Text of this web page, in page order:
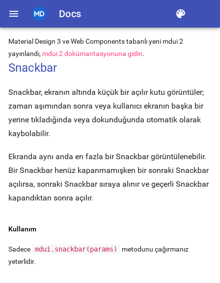
menu Docs color_lens
Material Design 3 ve Web Components tabanlı yeni mdui 2
yayınlandı, mdui 2 dokümantasyonuna gidin.
Snackbar
Snackbar, ekranın altında küçük bir açılır kutu görüntüler;
zaman aşımından sonra veya kullanıcı ekranın başka bir
yerine tıkladığında veya dokunduğunda otomatik olarak
kaybolabilir.
Ekranda aynı anda en fazla bir Snackbar görüntülenebilir.
Bir Snackbar henüz kapanmamışken bir sonraki Snackbar
açılırsa, sonraki Snackbar sıraya alınır ve geçerli Snackbar
kapandıktan sonra açılır.
Kullanım
Sadece mdui.snackbar(params)
metodunu çağırmanız
yeterlidir.